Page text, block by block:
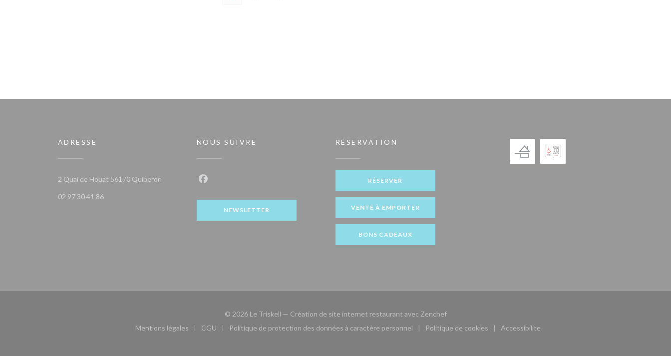
ADRESSE
2 Quai de Houat 56170 Quiberon((ouvre une nouvelle fenêtre))
02 97 30 41 86
NOUS SUIVRE
NEWSLETTER
RÉSERVATION
RÉSERVER
VENTE À EMPORTER
BONS CADEAUX
© 2026 Le Triskell — Création de site internet restaurant avec Zenchef((ouvre une nouvelle fenêtre))
Mentions légales
((ouvre une nouvelle fenêtre))
CGU
((ouvre une nouvelle fenêtre))
Politique de protection des données à caractère personnel
((ouvre une nouvelle fenêtre))
Politique de cookies
((ouvre une nouvelle fenêtre))
Accessibilite